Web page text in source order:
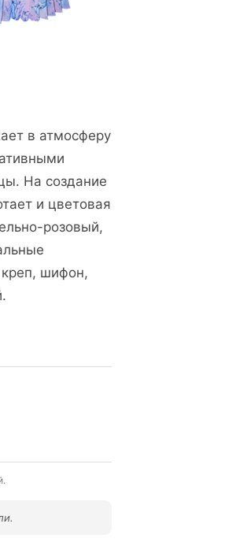
в атмосферу
На создание
и цветовая
розовый,
шифон,